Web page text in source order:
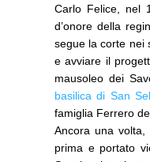
Carlo Felice, nel
d’onore della
segue la corte nei
e avviare il
mausoleo dei
basilica di San
famiglia Ferrero
Ancora una
prima e portato